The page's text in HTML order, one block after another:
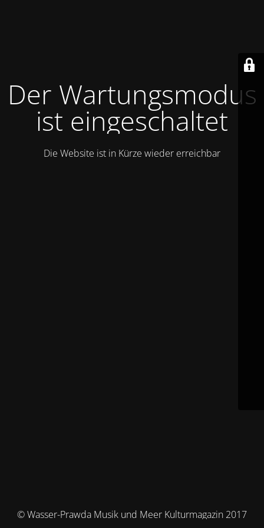
Der Wartungsmodus
ist eingeschaltet
Die Website ist in Kürze wieder erreichbar
© Wasser-Prawda Musik und Meer Kulturmagazin 2017